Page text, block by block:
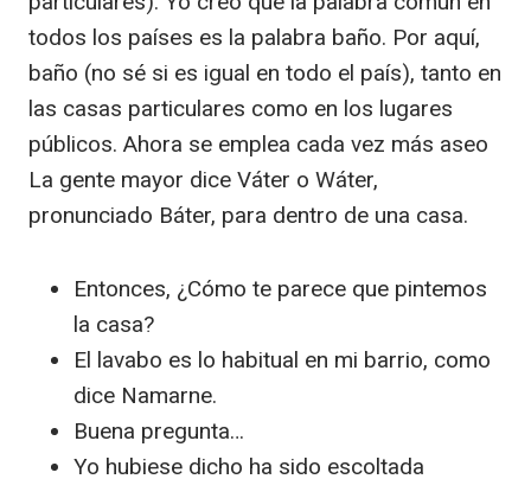
todos los países es la palabra baño. Por aquí,
baño (no sé si es igual en todo el país), tanto en
las casas particulares como en los lugares
públicos. Ahora se emplea cada vez más aseo
La gente mayor dice Váter o Wáter,
pronunciado Báter, para dentro de una casa.
Entonces, ¿Cómo te parece que pintemos
la casa?
El lavabo es lo habitual en mi barrio, como
dice Namarne.
Buena pregunta…
Yo hubiese dicho ha sido escoltada